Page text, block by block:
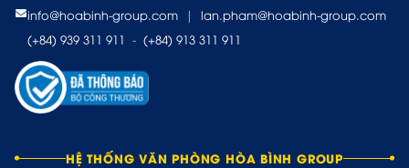
info@hoabinh-group.com
|
lan.pham@hoabinh-group.com
(+84) 939 311 911 - (+84) 913 311 911
HỆ THỐNG VĂN PHÒNG HÒA BÌNH GROUP